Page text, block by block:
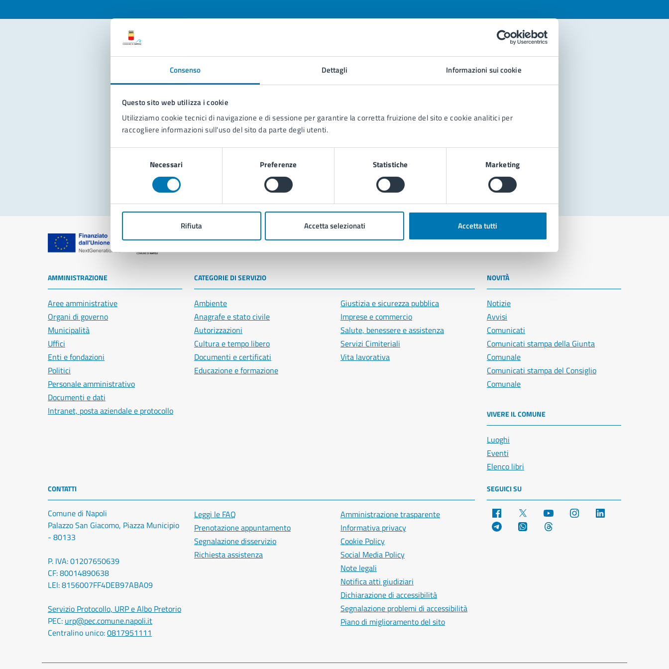
Consenso Dettagli Informazioni sui cookie
Questo sito web utilizza i cookie
Utilizziamo cookie tecnici di navigazione e di sessione per garantire la corretta fruizione del sito e cookie analitici per
raccogliere informazioni sull'uso del sito da parte degli utenti.
Necessari Preferenze Statistiche Marketing
Rifiuta Accetta selezionati Accetta tutti
Contatta il comune
Leggi le domande frequenti
Richiedi assistenza
Prenota appuntamento
Problemi in città
Comune di Napoli
AMMINISTRAZIONE
Aree amministrative
Organi di governo
Municipalità
Uffici
Enti e fondazioni
Politici
Personale amministrativo
Documenti e dati
Intranet, posta aziendale e protocollo
CATEGORIE DI SERVIZIO
Ambiente
Anagrafe e stato civile
Autorizzazioni
Cultura e tempo libero
Documenti e certificati
Educazione e formazione
Giustizia e sicurezza pubblica
Imprese e commercio
Salute, benessere e assistenza
Servizi Cimiteriali
Vita lavorativa
NOVITÀ
Notizie
Avvisi
Comunicati
Comunicati stampa della Giunta
Comunale
Comunicati stampa del Consiglio
Comunale
VIVERE IL COMUNE
Luoghi
Eventi
Elenco libri
CONTATTI
Comune di Napoli
Palazzo San Giacomo, Piazza Municipio
- 80133
P. IVA: 01207650639
CF: 80014890638
LEI: 8156007FF4DEB97ABA09
Servizio Protocollo, URP e Albo Pretorio
PEC: urp@pec.comune.napoli.it
Centralino unico:0817951111
Leggi le FAQ
Prenotazione appuntamento
Segnalazione disservizio
Richiesta assistenza
Amministrazione trasparente
Informativa privacy
Cookie Policy
Social Media Policy
Note legali
Notifica atti giudiziari
Dichiarazione di accessibilità
Segnalazione problemi di accessibilità
Piano di miglioramento del sito
SEGUICI SU
Facebook YouTube Instagram
Telegram WhatsApp